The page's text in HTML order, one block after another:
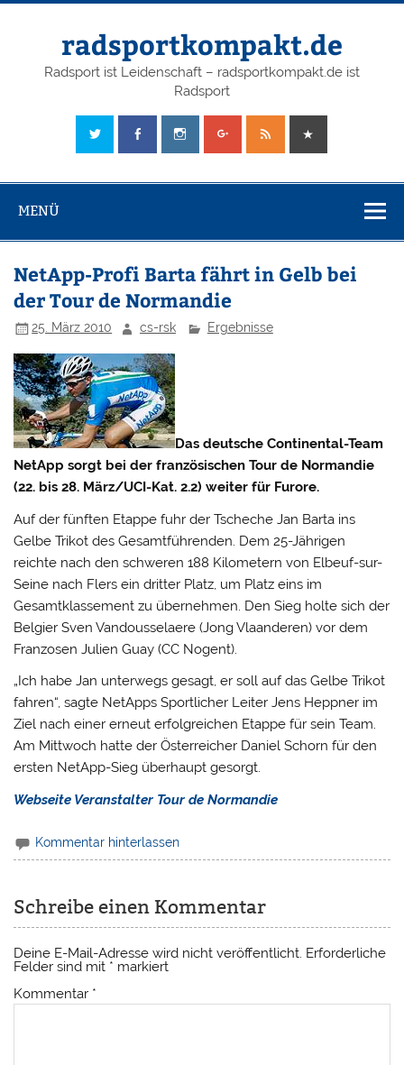
radsportkompakt.de
Radsport ist Leidenschaft – radsportkompakt.de ist
Radsport
MENÜ
NetApp-Profi Barta fährt in Gelb bei
der Tour de Normandie
25. März 2010 cs-rsk Ergebnisse
Das deutsche Continental-Team
NetApp sorgt bei der französischen Tour de Normandie
(22. bis 28. März/UCI-Kat. 2.2) weiter für Furore.
Auf der fünften Etappe fuhr der Tscheche Jan Barta ins
Gelbe Trikot des Gesamtführenden. Dem 25-Jährigen
reichte nach den schweren 188 Kilometern von Elbeuf-sur-
Seine nach Flers ein dritter Platz, um Platz eins im
Gesamtklassement zu übernehmen. Den Sieg holte sich der
Belgier Sven Vandousselaere (Jong Vlaanderen) vor dem
Franzosen Julien Guay (CC Nogent).
„Ich habe Jan unterwegs gesagt, er soll auf das Gelbe Trikot
fahren“, sagte NetApps Sportlicher Leiter Jens Heppner im
Ziel nach einer erneut erfolgreichen Etappe für sein Team.
Am Mittwoch hatte der Österreicher Daniel Schorn für den
ersten NetApp-Sieg überhaupt gesorgt.
Webseite Veranstalter Tour de Normandie
Kommentar hinterlassen
Schreibe einen Kommentar
Deine E-Mail-Adresse wird nicht veröffentlicht. Erforderliche
Felder sind mit * markiert
Kommentar *